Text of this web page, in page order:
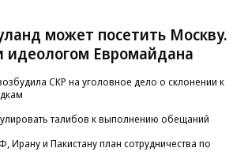
может посетить Москву.
идеологом Евромайдана
СКР на уголовное дело о склонении к
талибов к выполнению обещаний
Ирану и Пакистану план сотрудничества по